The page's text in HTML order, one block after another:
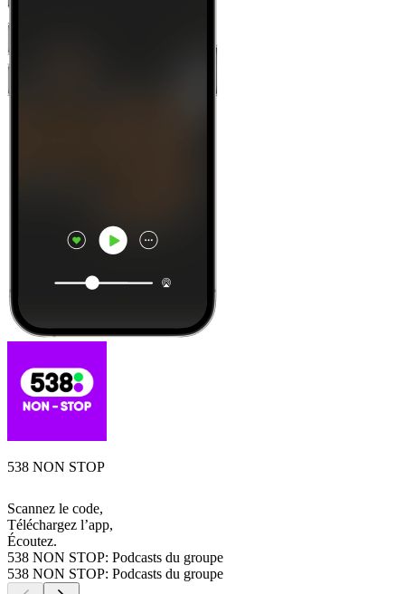
538 NON STOP
Scannez le code,
Téléchargez l’app,
Écoutez.
538 NON STOP: Podcasts du groupe
538 NON STOP: Podcasts du groupe